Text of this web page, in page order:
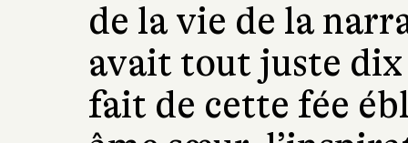
de la vie de la
avait tout juste
fait de cette fée